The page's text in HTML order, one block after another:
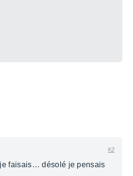
#2
faisais… désolé je pensais